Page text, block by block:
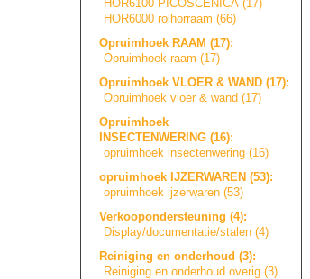
HOR6100 PICOSCENICA (17)
HOR6000 rolhorraam (66)
Opruimhoek RAAM (17):
Opruimhoek raam (17)
Opruimhoek VLOER & WAND (17):
Opruimhoek vloer & wand (17)
Opruimhoek
INSECTENWERING (16):
opruimhoek insectenwering (16)
opruimhoek IJZERWAREN (53):
opruimhoek ijzerwaren (53)
Verkoopondersteuning (4):
Display/documentatie/stalen (4)
Reiniging en onderhoud (3):
Reiniging en onderhoud overig (3)